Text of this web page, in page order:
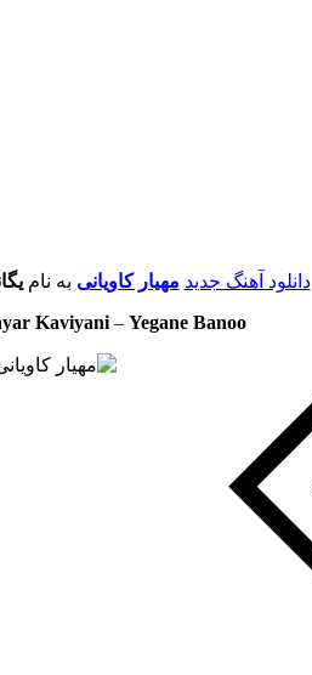
دانلود آهنگ جدید مهیار کاویانی به نام
Kaviyani – Yegane Banoo